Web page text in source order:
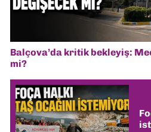
Balçova’da kritik bekleyiş:
mi?